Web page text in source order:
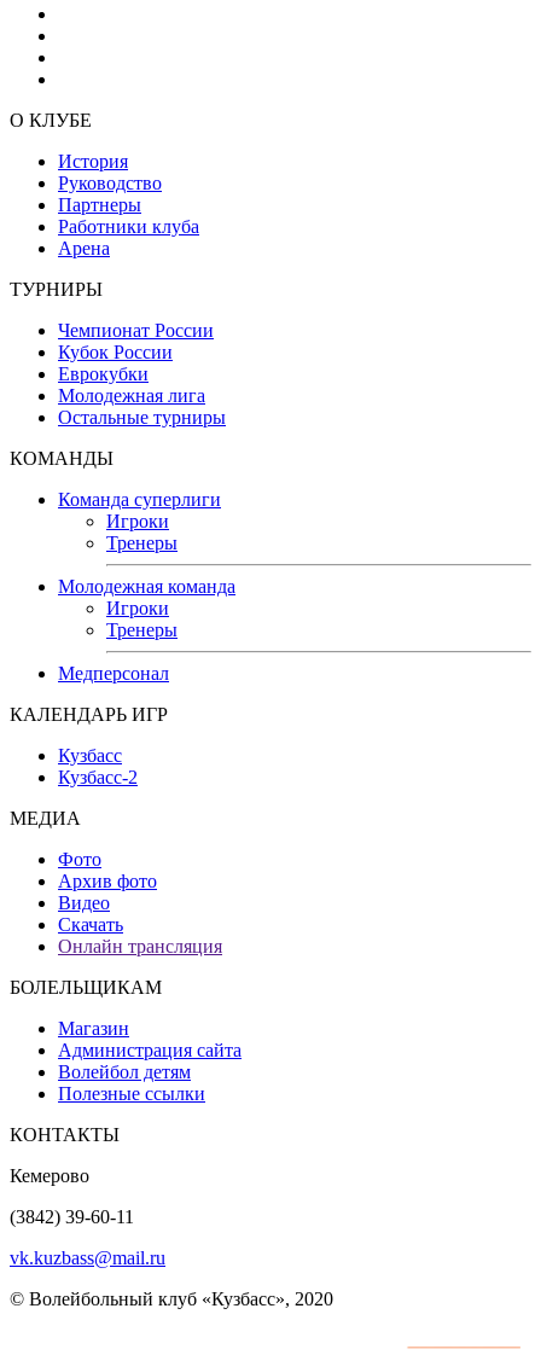
О КЛУБЕ
История
Руководство
Партнеры
Работники клуба
Арена
ТУРНИРЫ
Чемпионат России
Кубок России
Еврокубки
Молодежная лига
Остальные турниры
КОМАНДЫ
Команда суперлиги
Игроки
Тренеры
Молодежная команда
Игроки
Тренеры
Медперсонал
КАЛЕНДАРЬ ИГР
Кузбасс
Кузбасс-2
МЕДИА
Фото
Архив фото
Видео
Скачать
Онлайн трансляция
БОЛЕЛЬЩИКАМ
Магазин
Администрация сайта
Волейбол детям
Полезные ссылки
КОНТАКТЫ
Кемерово
(3842) 39-60-11
vk.kuzbass@mail.ru
© Волейбольный клуб «Кузбасс», 2020